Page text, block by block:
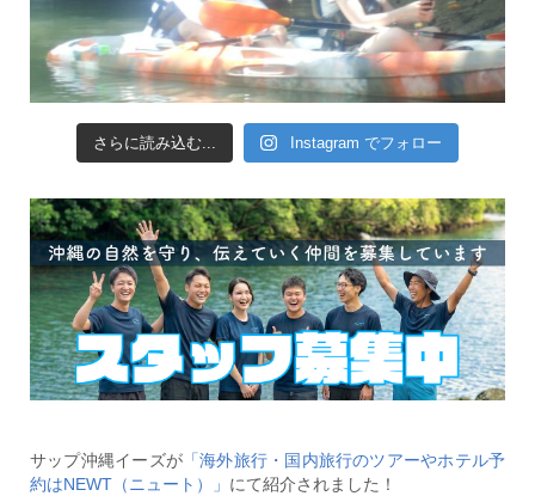
さらに読み込む... Instagram でフォロー
サップ沖縄イーズが 「海外旅行・国内旅行のツアーやホテル予
約はNEWT（ニュート）」 にて紹介されました！